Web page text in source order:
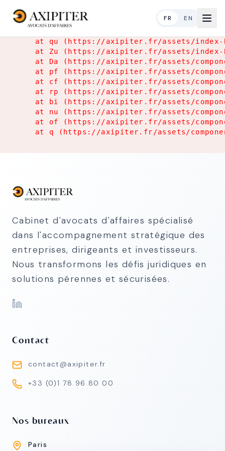
FR EN
at qu (https://axipiter.fr/assets/
at Zu (https://axipiter.fr/assets/
at Da (https://axipiter.fr/assets/
at pf (https://axipiter.fr/assets/
at cf (https://axipiter.fr/assets/
at rp (https://axipiter.fr/assets/
at bi (https://axipiter.fr/assets/
at nu (https://axipiter.fr/assets/
at of (https://axipiter.fr/assets/
at q (https://axipiter.fr/assets/
Cabinet d'avocats d'affaires spécialisé
dans l'accompagnement stratégique des
entreprises, dirigeants et investisseurs.
Nous transformons les défis juridiques en
solutions pérennes et sécurisées.
Contact
contact@axipiter.fr
+33 (0)1 78 96 80 00
Nos bureaux
Paris